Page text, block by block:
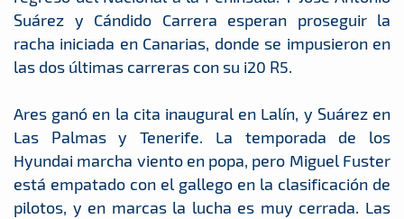
Suárez y Cándido Carrera esperan proseguir la
racha iniciada en Canarias, donde se impusieron en
las dos últimas carreras con su i20 R5.
Ares ganó en la cita inaugural en Lalín, y Suárez en
Las Palmas y Tenerife. La temporada de los
Hyundai marcha viento en popa, pero Miguel Fuster
está empatado con el gallego en la clasificación de
pilotos, y en marcas la lucha es muy cerrada. Las